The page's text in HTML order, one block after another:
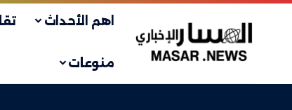
اهم الأحداث
منوعات